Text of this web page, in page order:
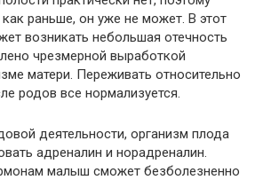
как раньше, он уже не может. В этот
возникать небольшая отечность
чрезмерной выработкой
матери. Переживать относительно
родов все нормализуется.
деятельности, организм плода
адреналин и норадреналин.
малыш сможет безболезненно